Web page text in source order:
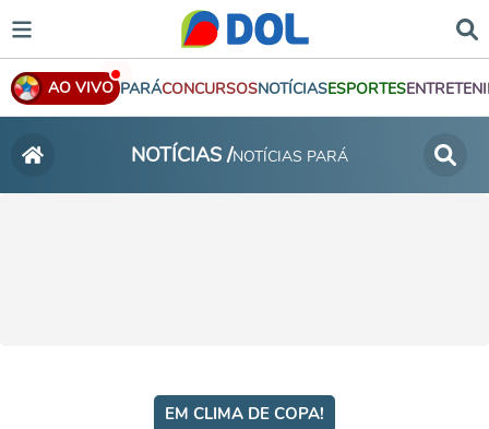
AO VIVO PARÁCONCURSOSNOTÍCIASESPORTES
NOTÍCIAS /NOTÍCIAS PARÁ
EM CLIMA DE COPA!